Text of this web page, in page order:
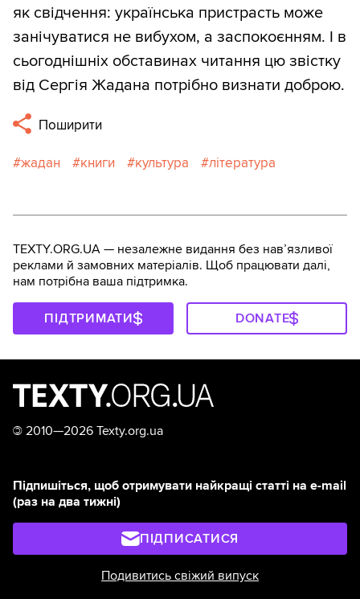
як свідчення: українська пристрасть може
занічуватися не вибухом, а заспокоєнням. І в
сьогоднішніх обставинах читання цю звістку
від Сергія Жадана потрібно визнати доброю.
Поширити
жадан книги культура література
TEXTY.ORG.UA — незалежне видання без навʼязливої
реклами й замовних матеріалів. Щоб працювати далі,
нам потрібна ваша підтримка.
ПІДТРИМАТИ DONATE
© 2010—2026 Texty.org.ua
Підпишіться, щоб отримувати найкращі статті на e-mail
(раз на два тижні)
ПІДПИСАТИСЯ
Подивитись свіжий випуск